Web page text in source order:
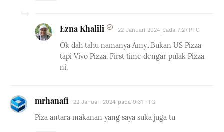
Ezna Khalili 22 Januari 2024 pada 7:27 PTG
Ok dah tahu namanya Amy...Bukan US Pizza
tapi Vivo Pizza. First time dengar pulak Pizza
ni.
mrhanafi 22 Januari 2024 pada 9:31 PTG
Piza antara makanan yang saya suka juga tu